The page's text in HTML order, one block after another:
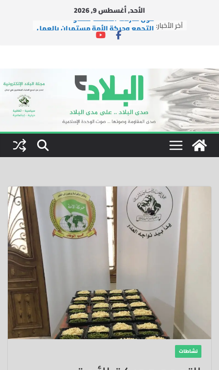
الأحد, أغسطس 9, 2026
آخر الأخبار: حول تنازلات السلطة للعدو
التجمع وحركة الأمة مستمران بالعمل
الإغاثي في ظل العدوان
دورتها الصيفية العاشرة: “بالقرآن
نبني جيل النصر والتمكين”
التجمع يستقبل وفداً من العتبة
الرضوية المقدسة
نشاطات